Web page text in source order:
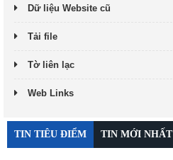
Dữ liệu Website cũ
Tải file
Tờ liên lạc
Web Links
TIN TIÊU ĐIỂM TIN MỚI NHẤT